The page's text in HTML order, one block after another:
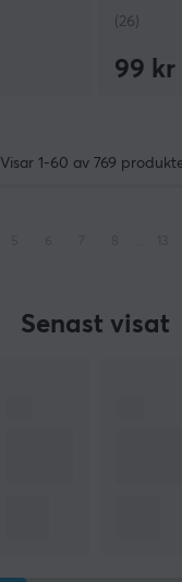
(26)
99 kr
Visar 1-60 av 769
Senast visat